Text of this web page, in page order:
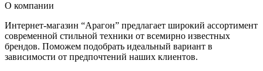
О компании
Интернет-магазин “Арагон” предлагает широкий ассортимент
современной стильной техники от всемирно известных
брендов. Поможем подобрать идеальный вариант в
зависимости от предпочтений наших клиентов.